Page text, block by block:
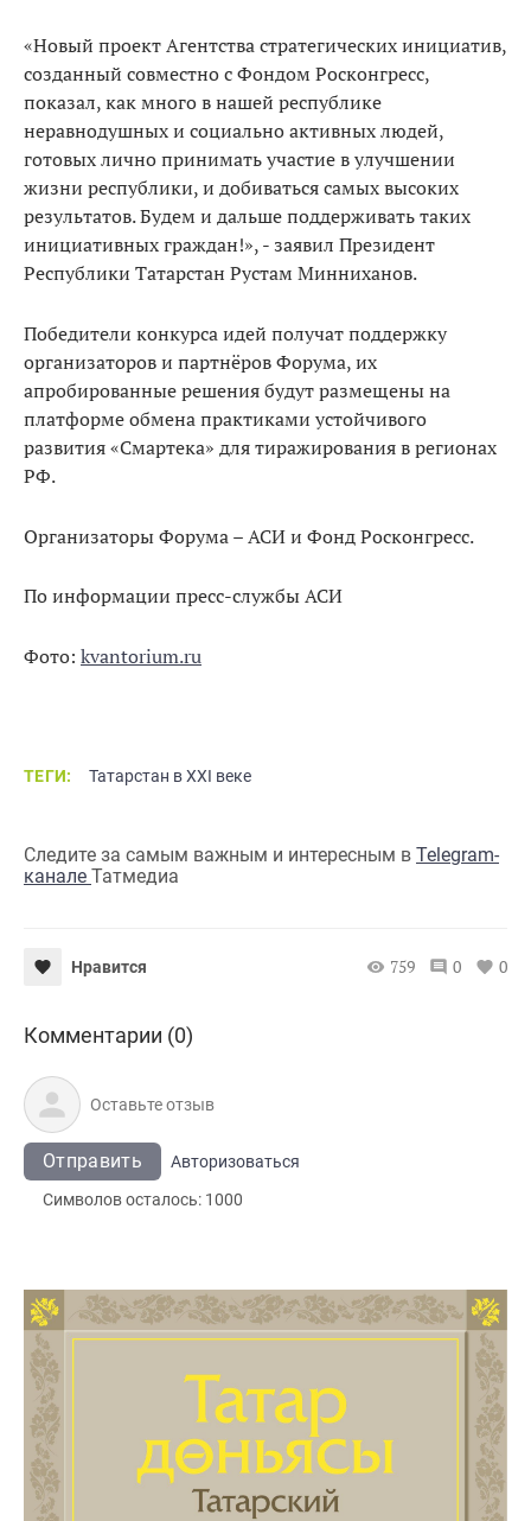
«Новый проект Агентства стратегических инициатив,
созданный совместно с Фондом Росконгресс,
показал, как много в нашей республике
неравнодушных и социально активных людей,
готовых лично принимать участие в улучшении
жизни республики, и добиваться самых высоких
результатов. Будем и дальше поддерживать таких
инициативных граждан!», - заявил Президент
Республики Татарстан Рустам Минниханов.
Победители конкурса идей получат поддержку
организаторов и партнёров Форума, их
апробированные решения будут размещены на
платформе обмена практиками устойчивого
развития «Смартека» для тиражирования в регионах
РФ.
Организаторы Форума – АСИ и Фонд Росконгресс.
По информации пресс-службы АСИ
Фото: kvantorium.ru
ТЕГИ: Татарстан в XXI веке
Следите за самым важным и интересным в Telegram-
канале Татмедиа
Нравится 759 0 0
Комментарии (0)
Отправить
Авторизоваться
Символов осталось: 1000